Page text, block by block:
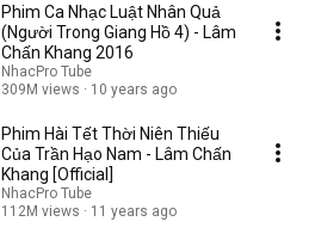
Phim Ca Nhạc Luật Nhân Quả
(Người Trong Giang Hồ 4) - Lâm
Chấn Khang 2016
NhacPro Tube
309M views
10 years ago
Phim Hài Tết Thời Niên Thiếu
Của Trần Hạo Nam - Lâm Chấn
Khang [Official]
NhacPro Tube
112M views
11 years ago